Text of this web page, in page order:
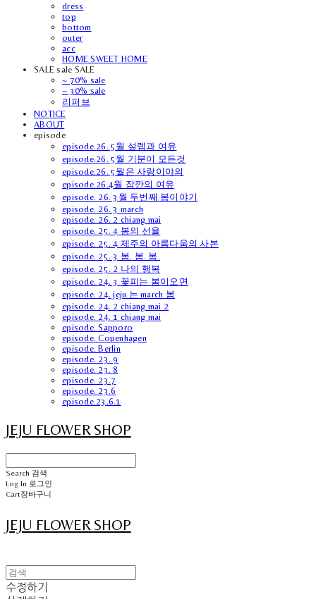
dress
top
bottom
outer
acc
HOME SWEET HOME
SALE sale SALE
~ 70% sale
~ 30% sale
리퍼브
NOTICE
ABOUT
episode
episode.26. 5월 설렘과 여유
episode.26. 5월 기분이 모든것
episode.26. 5월은 사랑이야의
episode.26.4월 잠깐의 여유
episode. 26. 3월 두번째 봄이야기
episode. 26. 3 march
episode. 26. 2 chiang mai
episode. 25. 4 봄의 선율
episode. 25. 4 제주의 아름다움의 사본
episode. 25. 3 봄. 봄. 봄.
episode. 25. 2 나의 행복
episode. 24. 3 꽃피는 봄이오면
episode. 24. jeju 는 march 봄
episode. 24. 2 chiang mai 2
episode. 24. 1 chiang mai
episode. Sapporo
episode. Copenhagen
episode. Berlin
episode. 23. 9
episode. 23. 8
episode. 23.7
episode. 23.6
episode.23.6.1
JEJU FLOWER SHOP
Search 검색
Log In 로그인
Cart장바구니
JEJU FLOWER SHOP
수정하기